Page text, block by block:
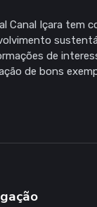
Canal Içara tem
de
de bons